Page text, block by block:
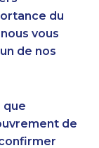
du
vous
de nos
que
de